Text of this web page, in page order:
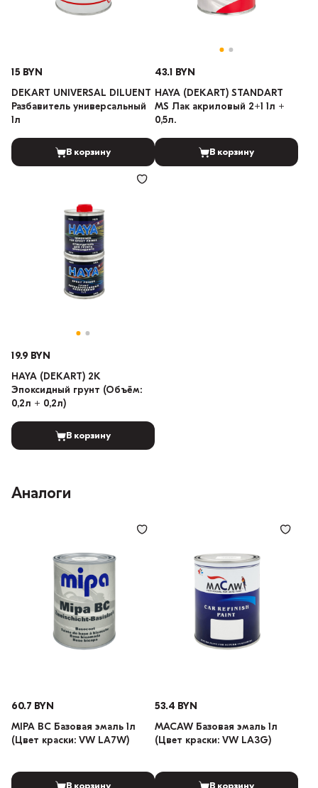
15 BYN
DEKART UNIVERSAL DILUENT
Разбавитель универсальный
1л
В корзину
43.1 BYN
HAYA (DEKART) STANDART
MS Лак акриловый 2+1 1л +
0,5л.
В корзину
19.9 BYN
HAYA (DEKART) 2K
Эпоксидный грунт (Объём:
0,2л + 0,2л)
В корзину
Аналоги
60.7 BYN
MIPA BC Базовая эмаль 1л
(Цвет краски: VW LA7W)
В корзину
53.4 BYN
MACAW Базовая эмаль 1л
(Цвет краски: VW LA3G)
В корзину